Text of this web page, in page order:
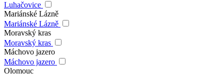
Luhačovice
Mariánské Lázně
Mariánské Lázně
Moravský kras
Moravský kras
Máchovo jazero
Máchovo jazero
Olomouc